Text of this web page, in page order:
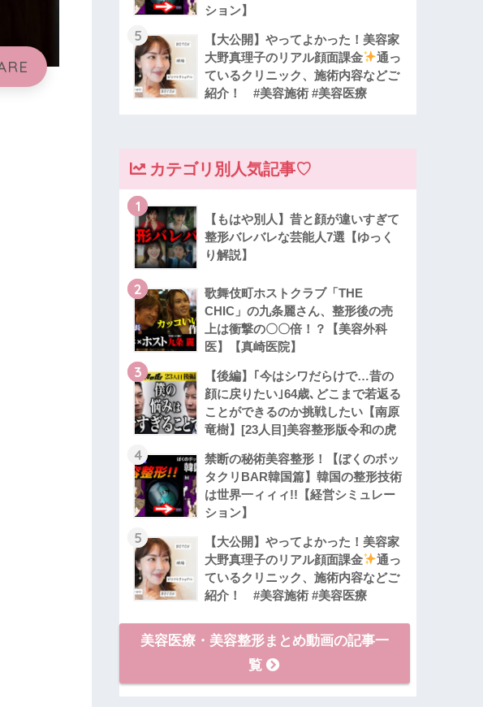
ション】
5
【大公開】やってよかった！美容家
大野真理子のリアル顔面課金
通っ
ているクリニック、施術内容などご
紹介！ #美容施術 #美容医療
カテゴリ別人気記事♡
1
【もはや別人】昔と顔が違いすぎて
整形バレバレな芸能人7選【ゆっく
り解説】
2
歌舞伎町ホストクラブ「THE
CHIC」の九条麗さん、整形後の売
上は衝撃の〇〇倍！？【美容外科
医】【真崎医院】
3
【後編】｢今はシワだらけで…昔の
顔に戻りたい｣64歳､どこまで若返る
ことができるのか挑戦したい【南原
竜樹】[23人目]美容整形版令和の虎
4
禁断の秘術美容整形！【ぼくのボッ
タクリBAR韓国篇】韓国の整形技術
は世界一ィィィ!!【経営シミュレー
ション】
5
【大公開】やってよかった！美容家
大野真理子のリアル顔面課金
通っ
ているクリニック、施術内容などご
紹介！ #美容施術 #美容医療
美容医療・美容整形まとめ動画の記事一
覧